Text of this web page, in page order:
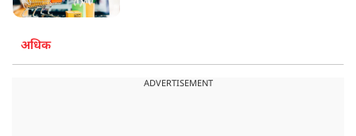
अधिक
ADVERTISEMENT